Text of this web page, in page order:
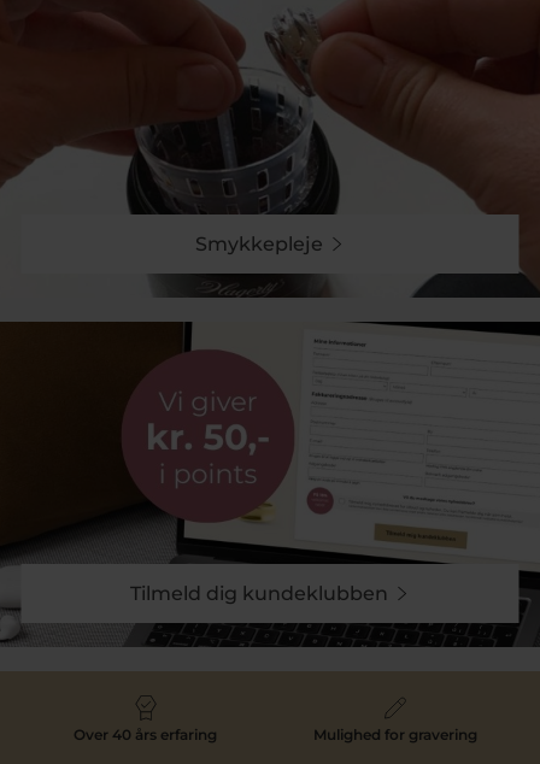
Smykkepleje
Tilmeld dig kundeklubben
Over 40 års erfaring Mulighed for gravering